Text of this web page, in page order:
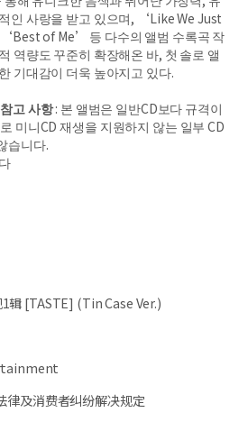
인 사랑을 받고 있으며, ‘Like We Just
of Me’ 등 다수의 앨범 수록곡 작
역량도 꾸준히 확장해온 바, 첫 솔로 앨
기대감이 더욱 높아지고 있다.
고 사항: 본 앨범은 일반CD보다 규격이
미니CD재생을 지원하지 않는 일부 CD
습니다.
辑 [TASTE] (Tin Case Ver.)
律及消费者纠纷解决规定